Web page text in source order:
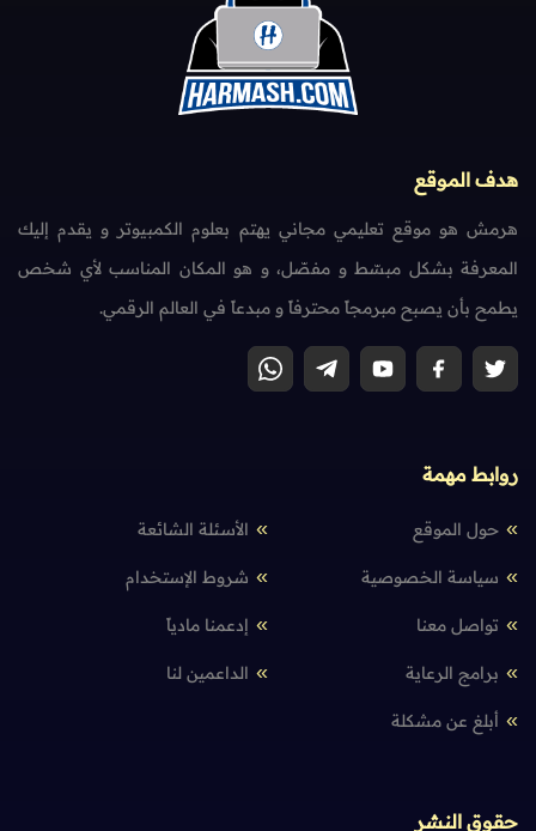
هدف الموقع
هرمش هو موقع تعليمي مجاني يهتم بعلوم الكمبيوتر و يقدم إليك
المعرفة بشكل مبسّط و مفصّل، و هو المكان المناسب لأي شخص
يطمح بأن يصبح مبرمجاً محترفاً و مبدعاً في العالم الرقمي.
روابط مهمة
حول الموقع الأسئلة الشائعة
سياسة الخصوصية شروط الإستخدام
تواصل معنا إدعمنا مادياً
برامج الرعاية الداعمين لنا
أبلغ عن مشكلة
حقوق النشر